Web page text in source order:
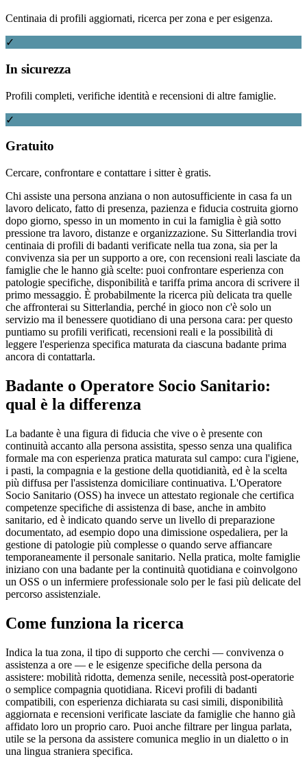
Centinaia di profili aggiornati, ricerca per zona e per esigenza.
✓
In sicurezza
Profili completi, verifiche identità e recensioni di altre famiglie.
✓
Gratuito
Cercare, confrontare e contattare i sitter è gratis.
Chi assiste una persona anziana o non autosufficiente in casa fa un
lavoro delicato, fatto di presenza, pazienza e fiducia costruita giorno
dopo giorno, spesso in un momento in cui la famiglia è già sotto
pressione tra lavoro, distanze e organizzazione. Su Sitterlandia trovi
centinaia di profili di badanti verificate nella tua zona, sia per la
convivenza sia per un supporto a ore, con recensioni reali lasciate da
famiglie che le hanno già scelte: puoi confrontare esperienza con
patologie specifiche, disponibilità e tariffa prima ancora di scrivere il
primo messaggio. È probabilmente la ricerca più delicata tra quelle
che affronterai su Sitterlandia, perché in gioco non c'è solo un
servizio ma il benessere quotidiano di una persona cara: per questo
puntiamo su profili verificati, recensioni reali e la possibilità di
leggere l'esperienza specifica maturata da ciascuna badante prima
ancora di contattarla.
Badante o Operatore Socio Sanitario:
qual è la differenza
La badante è una figura di fiducia che vive o è presente con
continuità accanto alla persona assistita, spesso senza una qualifica
formale ma con esperienza pratica maturata sul campo: cura l'igiene,
i pasti, la compagnia e la gestione della quotidianità, ed è la scelta
più diffusa per l'assistenza domiciliare continuativa. L'Operatore
Socio Sanitario (OSS) ha invece un attestato regionale che certifica
competenze specifiche di assistenza di base, anche in ambito
sanitario, ed è indicato quando serve un livello di preparazione
documentato, ad esempio dopo una dimissione ospedaliera, per la
gestione di patologie più complesse o quando serve affiancare
temporaneamente il personale sanitario. Nella pratica, molte famiglie
iniziano con una badante per la continuità quotidiana e coinvolgono
un OSS o un infermiere professionale solo per le fasi più delicate del
percorso assistenziale.
Come funziona la ricerca
Indica la tua zona, il tipo di supporto che cerchi — convivenza o
assistenza a ore — e le esigenze specifiche della persona da
assistere: mobilità ridotta, demenza senile, necessità post-operatorie
o semplice compagnia quotidiana. Ricevi profili di badanti
compatibili, con esperienza dichiarata su casi simili, disponibilità
aggiornata e recensioni verificate lasciate da famiglie che hanno già
affidato loro un proprio caro. Puoi anche filtrare per lingua parlata,
utile se la persona da assistere comunica meglio in un dialetto o in
una lingua straniera specifica.